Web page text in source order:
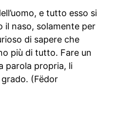
e tutto esso si
il naso, solamente per
di sapere che
più di tutto. Fare un
parola propria, li
(Fëdor